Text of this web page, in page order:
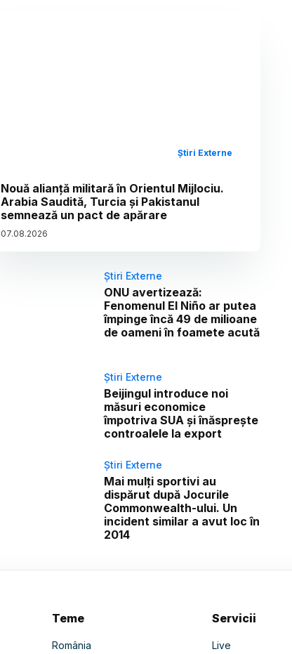
Știri Externe
Nouă alianță militară în Orientul Mijlociu.
Arabia Saudită, Turcia și Pakistanul
semnează un pact de apărare
07.08.2026
Știri Externe
ONU avertizează:
Fenomenul El Niño ar putea
împinge încă 49 de milioane
de oameni în foamete acută
Știri Externe
Beijingul introduce noi
măsuri economice
împotriva SUA și înăsprește
controalele la export
Știri Externe
Mai mulți sportivi au
dispărut după Jocurile
Commonwealth-ului. Un
incident similar a avut loc în
2014
Teme
România
Servicii
Live